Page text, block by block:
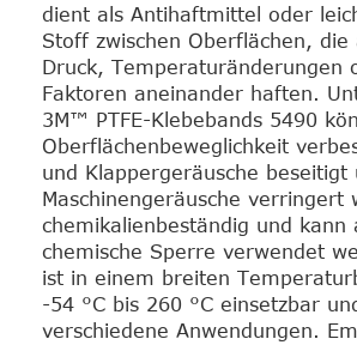
dient als Antihaftmittel oder
Stoff zwischen Oberflächen, die
Druck, Temperaturänderungen
Faktoren aneinander haften.
3M™ PTFE-Klebebands 5490
Oberflächenbeweglichkeit
und Klappergeräusche beseitigt
Maschinengeräusche verringert
chemikalienbeständig und kann
chemische Sperre verwendet
ist in einem breiten
-54 °C bis 260 °C einsetzbar
verschiedene Anwendungen.